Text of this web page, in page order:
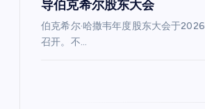
导伯克希尔股东大会
伯克希尔·哈撒韦年度股东大会于
召开。不…